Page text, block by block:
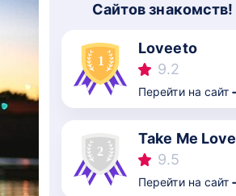
Cайтов знакомств!
Loveeto
9.2
Перейти на сайт
Take Me Love
9.5
Перейти на сайт